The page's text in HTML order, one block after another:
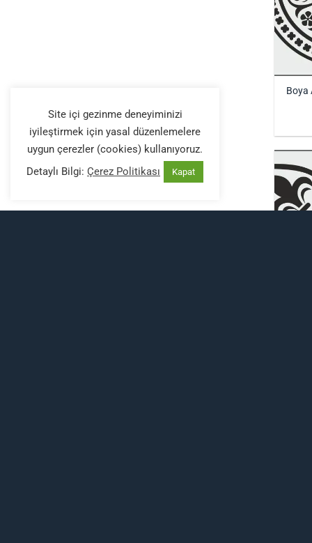
Boya
Site içi gezinme deneyiminizi
iyileştirmek için yasal düzenlemelere
uygun çerezler (cookies) kullanıyoruz.
Detaylı Bilgi: Çerez Politikası Kapat